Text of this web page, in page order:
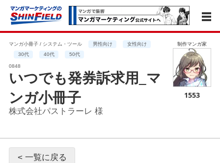
マンガ小冊子 / システム・ツール 男性向け
女性向け
30代
40代 50代
0848
いつでも発券訴求用_マ
ンガ小冊子
株式会社パストラーレ 様
制作マンガ家
1553
< 一覧に戻る